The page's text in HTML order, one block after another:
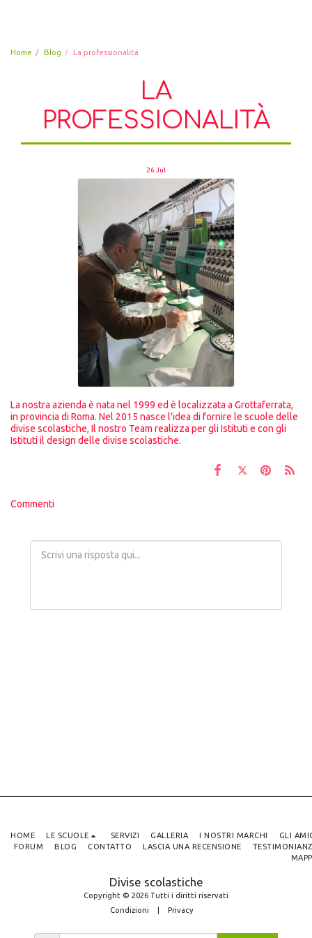
Home Blog La professionalità
LA
PROFESSIONALITÀ
26 Jul
La nostra azienda è nata nel 1999 ed è localizzata a Grottaferrata,
in provincia di Roma. Nel 2015 nasce l'idea di fornire le scuole delle
divise scolastiche, Il nostro Team realizza per gli Istituti e con gli
Istituti il design delle divise scolastiche.
Commenti
Divise scolastiche
Copyright © 2026 Tutti i diritti riservati
Condizioni
Privacy
HOME LE SCUOLE SERVIZI GALLERIA I NOSTRI MARCHI
GLI
FORUM
BLOG CONTATTO LASCIA UNA RECENSIONE